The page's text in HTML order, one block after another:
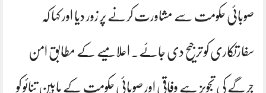
صوبائی حکومت سے مشاورت کرنے پر زور دیا اور کہا کہ
سفارتکاری کو ترجیح دی جائے۔ اعلامیے کے مطابق امن
جرگے کی تجویز ہے وفاقی اور صوبائی حکومت کے مابین تنائو کو